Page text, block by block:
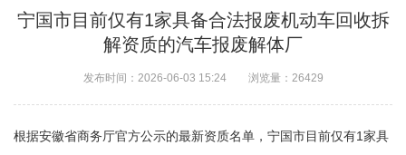
宁国市目前仅有1家具备合法报废机动车回收拆
解资质的汽车报废解体厂‌
发布时间： 2026-06-03 15:24浏览量： 26429
根据安徽省商务厅官方公示的最新资质名单，‌宁国市目前仅有1家具